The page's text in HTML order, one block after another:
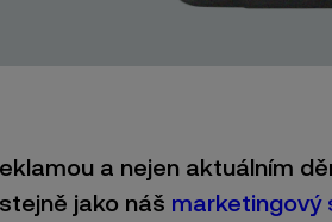
a nejen aktuálním
jako náš marketingový